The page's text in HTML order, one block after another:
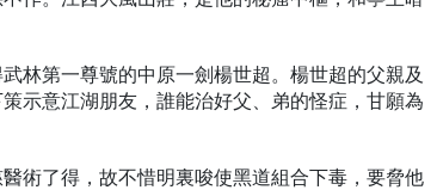
林第一尊號的中原一劍楊世超。楊世超的父親及
示意江湖朋友，誰能治好父、弟的怪症，甘願為
術了得，故不惜明裏唆使黑道組合下毒，要脅他